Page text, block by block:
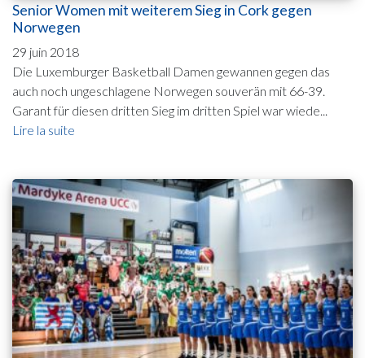
Senior Women mit weiterem Sieg in Cork gegen
Norwegen
29 juin 2018
Die Luxemburger Basketball Damen gewannen gegen das
auch noch ungeschlagene Norwegen souverän mit 66-39.
Garant für diesen dritten Sieg im dritten Spiel war wiede...
Lire la suite